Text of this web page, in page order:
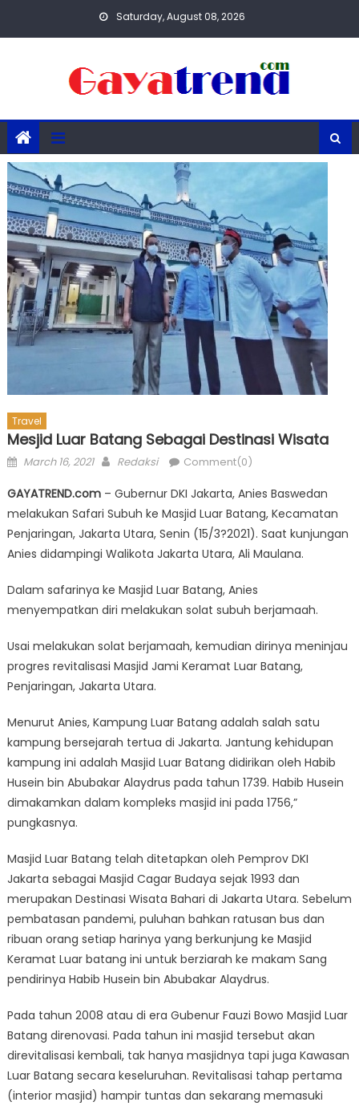
Saturday, August 08, 2026
Travel
Mesjid Luar Batang Sebagai Destinasi Wisata
Posted
March 16, 2021 Author
Redaksi Comment(0)
GAYATREND.com– Gubernur DKI Jakarta, Anies Baswedan
melakukan Safari Subuh ke Masjid Luar Batang, Kecamatan
Penjaringan, Jakarta Utara, Senin (15/3?2021). Saat kunjungan
Anies didampingi Walikota Jakarta Utara, Ali Maulana.
Dalam safarinya ke Masjid Luar Batang, Anies
menyempatkan diri melakukan solat subuh berjamaah.
Usai melakukan solat berjamaah, kemudian dirinya meninjau
progres revitalisasi Masjid Jami Keramat Luar Batang,
Penjaringan, Jakarta Utara.
Menurut Anies, Kampung Luar Batang adalah salah satu
kampung bersejarah tertua di Jakarta. Jantung kehidupan
kampung ini adalah Masjid Luar Batang didirikan oleh Habib
Husein bin Abubakar Alaydrus pada tahun 1739. Habib Husein
dimakamkan dalam kompleks masjid ini pada 1756,”
pungkasnya.
Masjid Luar Batang telah ditetapkan oleh Pemprov DKI
Jakarta sebagai Masjid Cagar Budaya sejak 1993 dan
merupakan Destinasi Wisata Bahari di Jakarta Utara. Sebelum
pembatasan pandemi, puluhan bahkan ratusan bus dan
ribuan orang setiap harinya yang berkunjung ke Masjid
Keramat Luar batang ini untuk berziarah ke makam Sang
pendirinya Habib Husein bin Abubakar Alaydrus.
Pada tahun 2008 atau di era Gubenur Fauzi Bowo Masjid Luar
Batang direnovasi. Pada tahun ini masjid tersebut akan
direvitalisasi kembali, tak hanya masjidnya tapi juga Kawasan
Luar Batang secara keseluruhan. Revitalisasi tahap pertama
(interior masjid) hampir tuntas dan sekarang memasuki